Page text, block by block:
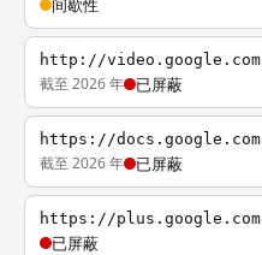
间歇性
http://video.google.com
截至 2026 年 已屏蔽
https://docs.google.com
截至 2026 年 已屏蔽
https://plus.google.com
已屏蔽